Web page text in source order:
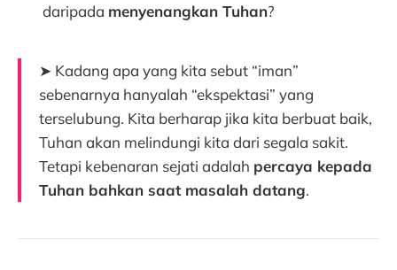
daripada menyenangkan Tuhan?
➤ Kadang apa yang kita sebut “iman”
sebenarnya hanyalah “ekspektasi” yang
terselubung. Kita berharap jika kita berbuat baik,
Tuhan akan melindungi kita dari segala sakit.
Tetapi kebenaran sejati adalah percaya kepada
Tuhan bahkan saat masalah datang.